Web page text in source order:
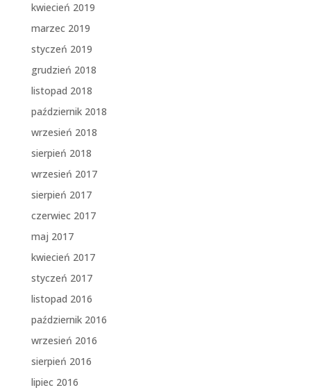
kwiecień 2019
marzec 2019
styczeń 2019
grudzień 2018
listopad 2018
październik 2018
wrzesień 2018
sierpień 2018
wrzesień 2017
sierpień 2017
czerwiec 2017
maj 2017
kwiecień 2017
styczeń 2017
listopad 2016
październik 2016
wrzesień 2016
sierpień 2016
lipiec 2016